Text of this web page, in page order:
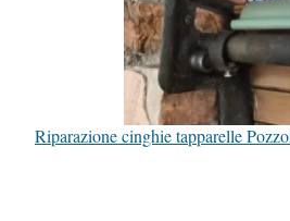
Riparazione cinghie tapparelle